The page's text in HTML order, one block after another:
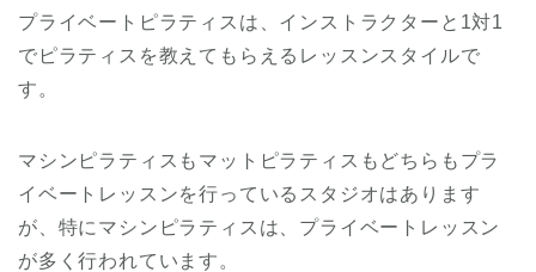
プライベートピラティスは、インストラクターと1対1
でピラティスを教えてもらえるレッスンスタイルで
す。
マシンピラティスもマットピラティスもどちらもプラ
イベートレッスンを行っているスタジオはあります
が、特にマシンピラティスは、プライベートレッスン
が多く行われています。